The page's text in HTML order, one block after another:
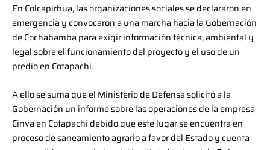
En Colcapirhua, las organizaciones sociales se declararon en
emergencia y convocaron a una marcha hacia la Gobernación
de Cochabamba para exigir información técnica, ambiental y
legal sobre el funcionamiento del proyecto y el uso de un
predio en Cotapachi.
A ello se suma que el Ministerio de Defensa solicitó a la
Gobernación un informe sobre las operaciones de la empresa
Cinva en Cotapachi debido que este lugar se encuentra en
proceso de saneamiento agrario a favor del Estado y cuenta